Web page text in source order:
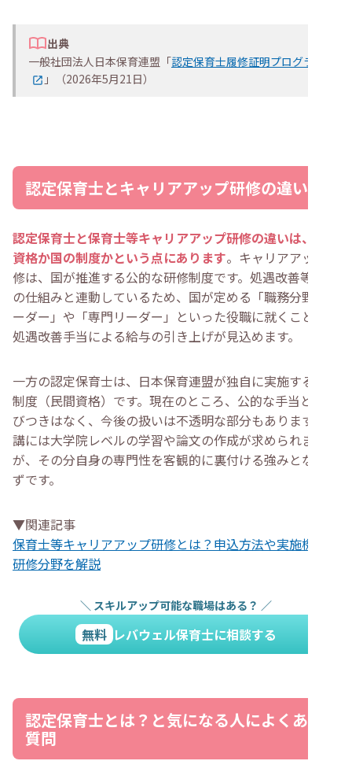
出典
一般社団法人日本保育連盟「認定保育士履修証明プログラム
」（2026年5月21日）
認定保育士とキャリアアップ研修の違い
認定保育士と保育士等キャリアアップ研修の違いは、民間
資格か国の制度かという点にあります。キャリアアップ研
修は、国が推進する公的な研修制度です。処遇改善等加算
の仕組みと連動しているため、国が定める「職務分野別リ
ーダー」や「専門リーダー」といった役職に就くことで、
処遇改善手当による給与の引き上げが見込めます。
一方の認定保育士は、日本保育連盟が独自に実施する認定
制度（民間資格）です。現在のところ、公的な手当との結
びつきはなく、今後の扱いは不透明な部分もあります。受
講には大学院レベルの学習や論文の作成が求められます
が、その分自身の専門性を客観的に裏付ける強みとなるは
ずです。
▼関連記事
保育士等キャリアアップ研修とは？申込方法や実施機関、
研修分野を解説
＼ スキルアップ可能な職場はある？ ／
無料 レバウェル保育士に相談する
認定保育士とは？と気になる人によくある
質問